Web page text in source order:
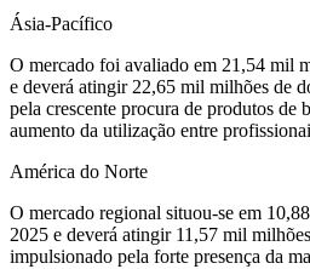
Ásia-Pacífico
O mercado foi avaliado em 21,54 mil
e deverá atingir 22,65 mil milhões de
pela crescente procura de produtos de
aumento da utilização entre
América do Norte
O mercado regional situou-se em
2025 e deverá atingir 11,57 mil
impulsionado pela forte presença da